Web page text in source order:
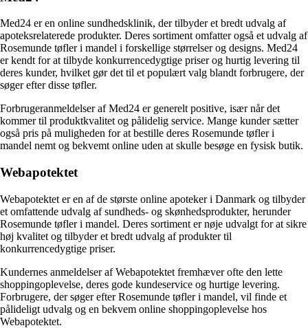
Med24 er en online sundhedsklinik, der tilbyder et bredt udvalg af
apoteksrelaterede produkter. Deres sortiment omfatter også et udvalg af
Rosemunde tøfler i mandel i forskellige størrelser og designs. Med24
er kendt for at tilbyde konkurrencedygtige priser og hurtig levering til
deres kunder, hvilket gør det til et populært valg blandt forbrugere, der
søger efter disse tøfler.
Forbrugeranmeldelser af Med24 er generelt positive, især når det
kommer til produktkvalitet og pålidelig service. Mange kunder sætter
også pris på muligheden for at bestille deres Rosemunde tøfler i
mandel nemt og bekvemt online uden at skulle besøge en fysisk butik.
Webapotektet
Webapotektet er en af ​​de største online apoteker i Danmark og tilbyder
et omfattende udvalg af sundheds- og skønhedsprodukter, herunder
Rosemunde tøfler i mandel. Deres sortiment er nøje udvalgt for at sikre
høj kvalitet og tilbyder et bredt udvalg af produkter til
konkurrencedygtige priser.
Kundernes anmeldelser af Webapotektet fremhæver ofte den lette
shoppingoplevelse, deres gode kundeservice og hurtige levering.
Forbrugere, der søger efter Rosemunde tøfler i mandel, vil finde et
pålideligt udvalg og en bekvem online shoppingoplevelse hos
Webapotektet.